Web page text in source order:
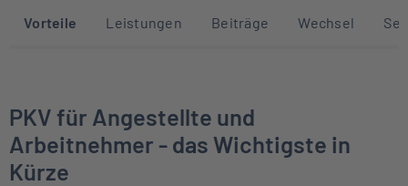
Sprunglinks zu den Abschnitten auf
Vorteile Leistungen Beiträge Wechsel
PKV für Angestellte und
Arbeitnehmer - das Wichtigste in
Kürze